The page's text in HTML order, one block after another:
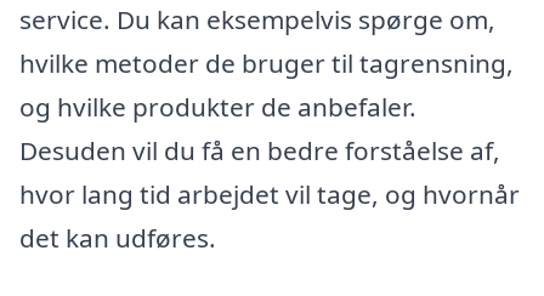
service. Du kan eksempelvis spørge om,
hvilke metoder de bruger til tagrensning,
og hvilke produkter de anbefaler.
Desuden vil du få en bedre forståelse af,
hvor lang tid arbejdet vil tage, og hvornår
det kan udføres.